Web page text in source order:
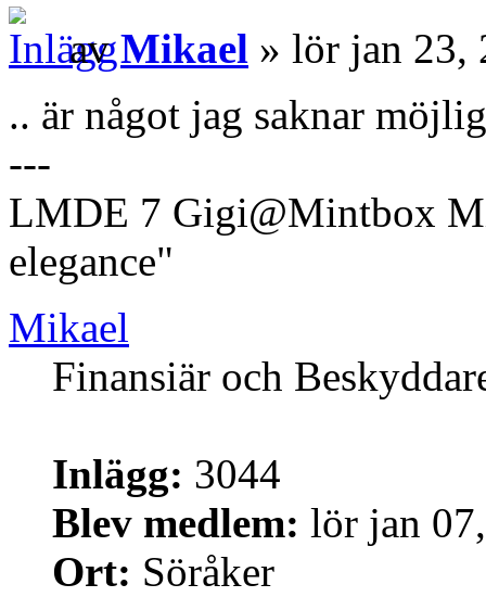
avMikael » lör jan 23,
.. är något jag saknar
---
LMDE 7 Gigi@Mintbox
elegance"
Mikael
Finansiär och
Inlägg: 3044
Blev medlem: lör jan
Ort: Söråker